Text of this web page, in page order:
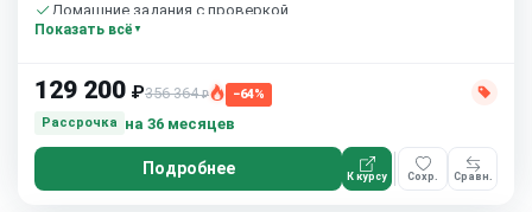
Домашние задания с проверкой
Сообщество студентов
Показать всё
129 200 ₽356 364₽
−64%
Рассрочка
на 36 месяцев
Подробнее К курсу Сохр. Сравн.